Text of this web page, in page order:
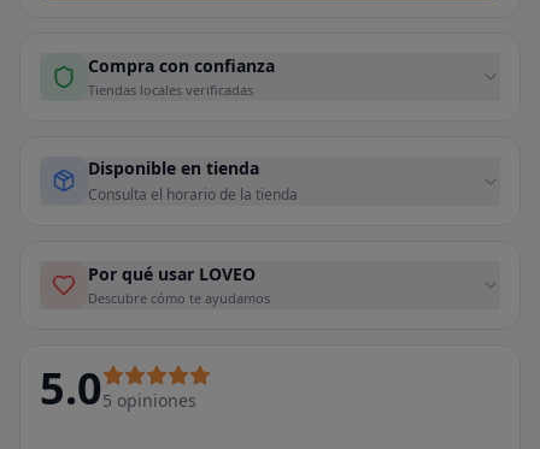
Compra con confianza
Tiendas locales verificadas
Disponible en tienda
Consulta el horario de la tienda
Por qué usar LOVEO
Descubre cómo te ayudamos
5.05 opiniones